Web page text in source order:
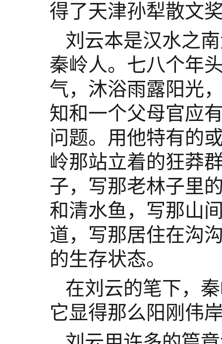
得了天津孙犁散文
刘云本是汉水之
秦岭人。七八个年
气，沐浴雨露阳光
知和一个父母官应
问题。用他特有的
岭那站立着的狂莽
子，写那老林子里
和清水鱼，写那山
道，写那居住在沟
的生存状态。
在刘云的笔下，
它显得那么阳刚伟